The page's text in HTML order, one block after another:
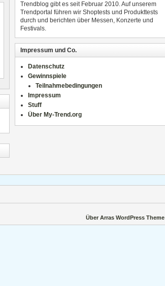
Trendblog gibt es seit Februar 2010. Auf unserem
Trendportal führen wir Shoptests und Produkttests
durch und berichten über Messen, Konzerte und
Festivals.
Impressum und Co.
Datenschutz
Gewinnspiele
Teilnahmebedingungen
Impressum
Stuff
Über My-Trend.org
Über Arras WordPress Theme